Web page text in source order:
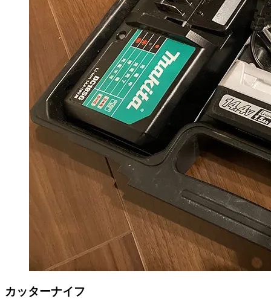
カッターナイフ